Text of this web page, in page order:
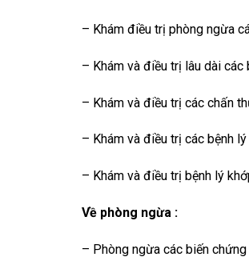
– Khám điều trị phòng ngừa
– Khám và điều trị lâu dài
– Khám và điều trị các chấn
– Khám và điều trị các bệnh
– Khám và điều trị bệnh lý
Về phòng ngừa :
– Phòng ngừa các biến